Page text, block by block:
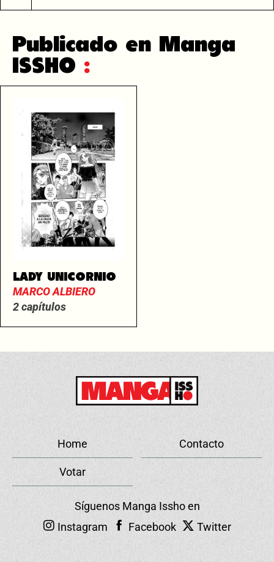
Publicado en Manga
ISSHO :
LADY UNICORNIO
MARCO ALBIERO
2 capítulos
Home Contacto
Votar
Síguenos Manga Issho en
Instagram
Facebook Twitter